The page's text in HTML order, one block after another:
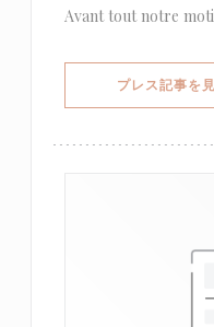
Avant tout notre
プレス記事を